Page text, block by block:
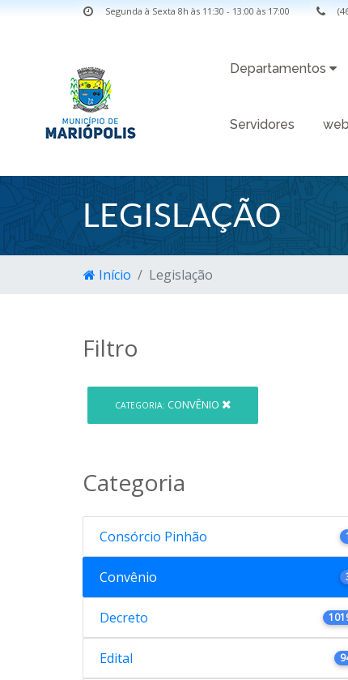
Segunda à Sexta 8h às 11:30 - 13:00 às 17:00
Departamentos
Servidores
LEGISLAÇÃO
Início Legislação
Filtro
CATEGORIA: CONVÊNIO
Categoria
Consórcio Pinhão
Convênio
Decreto
Edital